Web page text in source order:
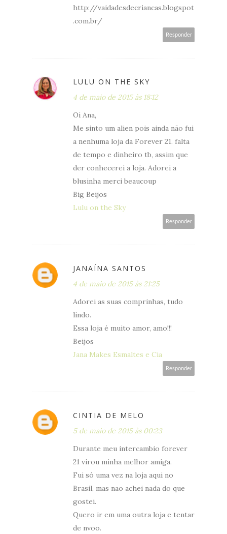
http://vaidadesdecriancas.blogspot
.com.br/
Responder
LULU ON THE SKY
4 de maio de 2015 às 18:12
Oi Ana,
Me sinto um alien pois ainda não fui
a nenhuma loja da Forever 21. falta
de tempo e dinheiro tb, assim que
der conhecerei a loja. Adorei a
blusinha merci beaucoup
Big Beijos
Lulu on the Sky
Responder
JANAÍNA SANTOS
4 de maio de 2015 às 21:25
Adorei as suas comprinhas, tudo
lindo.
Essa loja é muito amor, amo!!!
Beijos
Jana Makes Esmaltes e Cia
Responder
CINTIA DE MELO
5 de maio de 2015 às 00:23
Durante meu intercambio forever
21 virou minha melhor amiga.
Fui só uma vez na loja aqui no
Brasil, mas nao achei nada do que
gostei.
Quero ir em uma outra loja e tentar
de nvoo.